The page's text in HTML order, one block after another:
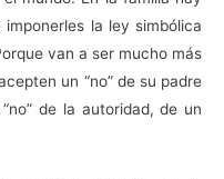
la ley simbólica
van a ser mucho más
un “no” de su padre
de la autoridad, de un